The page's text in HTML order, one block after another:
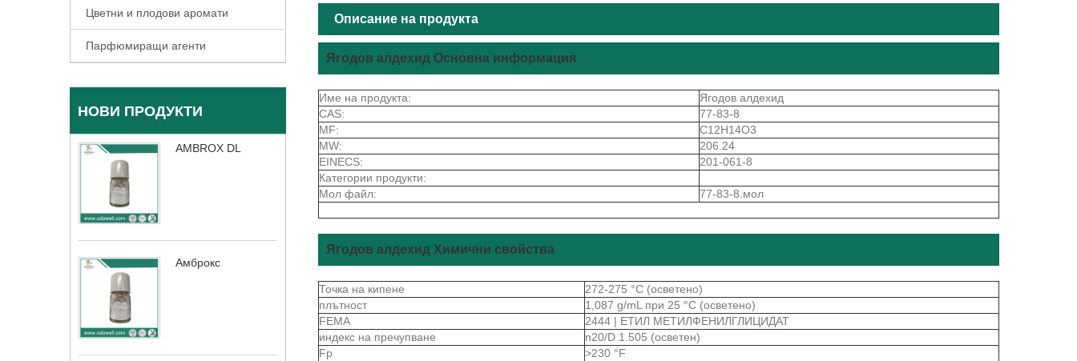
Цветни и плодови аромати
Парфюмиращи агенти
НОВИ ПРОДУКТИ
AMBROX DL
Амброкс
Описание на продукта
Ягодов алдехид Основна информация
Име на продукта:
Ягодов алдехид
CAS:
77-83-8
MF:
C12H14O3
MW:
206.24
EINECS:
201-061-8
Категории продукти:
Мол файл:
77-83-8.мол
Ягодов алдехид Химични свойства
Точка на кипене
272-275 °C (осветено)
плътност
1,087 g/mL при 25 °C (осветено)
FEMA
2444 | ЕТИЛ МЕТИЛФЕНИЛГЛИЦИДАТ
индекс на пречупване
n20/D 1.505 (осветен)
Fp
>230 °F